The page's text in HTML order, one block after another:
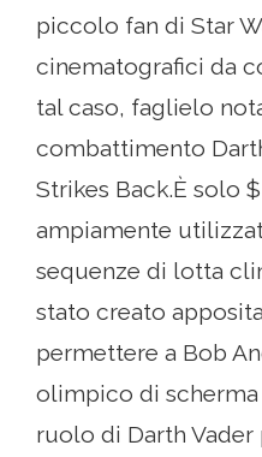
piccolo fan di Star
cinematografici da
tal caso, faglielo
combattimento
Strikes Back.È solo
ampiamente
sequenze di lotta
stato creato
permettere a Bob
olimpico di scherma
ruolo di Darth